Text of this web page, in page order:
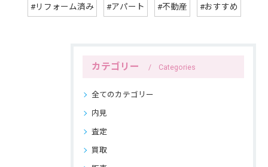
#リフォーム済み #アパート #不動産 #おすすめ
カテゴリー Categories
全てのカテゴリー
内見
査定
買取